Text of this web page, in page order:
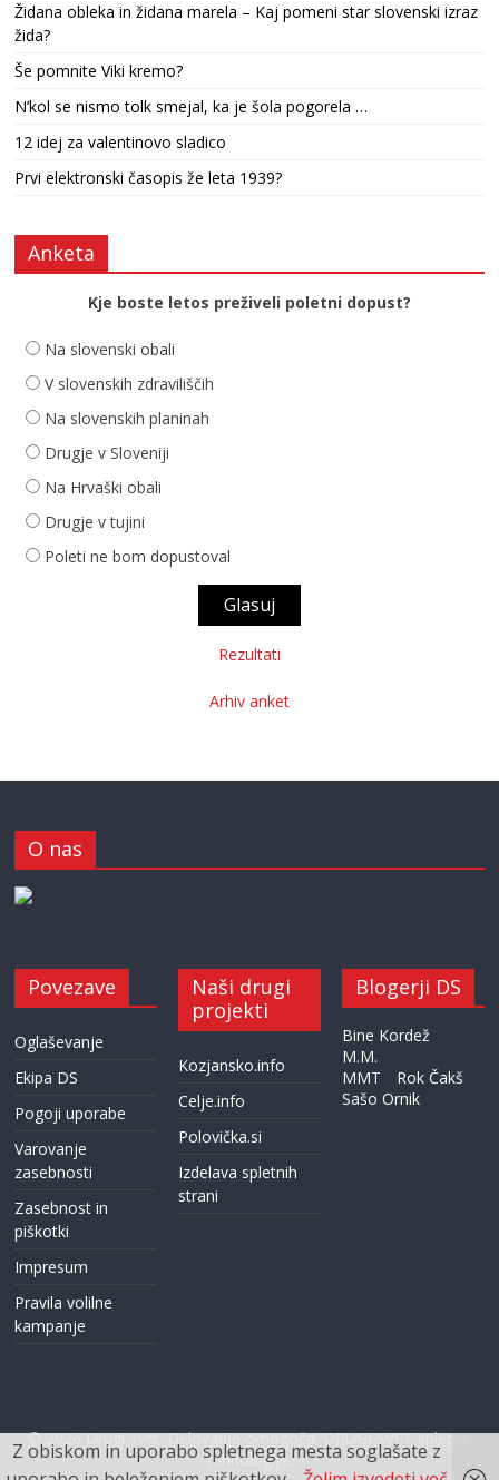
Židana obleka in židana marela – Kaj pomeni star slovenski izraz
žida?
Še pomnite Viki kremo?
N’kol se nismo tolk smejal, ka je šola pogorela …
12 idej za valentinovo sladico
Prvi elektronski časopis že leta 1939?
Anketa
Kje boste letos preživeli poletni dopust?
Na slovenski obali
V slovenskih zdraviliščih
Na slovenskih planinah
Drugje v Sloveniji
Na Hrvaški obali
Drugje v tujini
Poleti ne bom dopustoval
Rezultati
Arhiv anket
O nas
Povezave
Oglaševanje
Ekipa DS
Pogoji uporabe
Varovanje
zasebnosti
Zasebnost in
piškotki
Impresum
Pravila volilne
kampanje
Naši drugi
projekti
Kozjansko.info
Celje.info
Polovička.si
Izdelava spletnih
strani
Blogerji DS
Bine Kordež
M.M.
MMT
Rok Čakš
Sašo Ornik
© 2026Drugi svet. Delovanje omogoča:DRUGI SVET spletne
tehnologije.
Z obiskom in uporabo spletnega mesta soglašate z